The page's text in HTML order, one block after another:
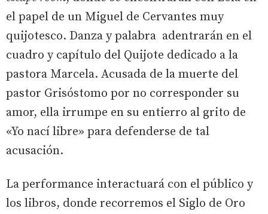
el papel de un Miguel de Cervantes muy
quijotesco. Danza y palabra adentrarán en el
cuadro y capítulo del Quijote dedicado a la
pastora Marcela. Acusada de la muerte del
pastor Grisóstomo por no corresponder su
amor, ella irrumpe en su entierro al grito de
«Yo nací libre» para defenderse de tal
acusación.
La performance interactuará con el público y
los libros, donde recorremos el Siglo de Oro